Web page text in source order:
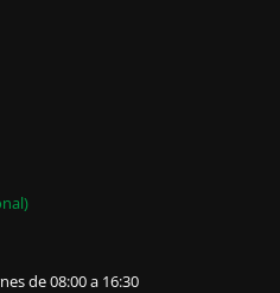
de 08:00 a 16:30